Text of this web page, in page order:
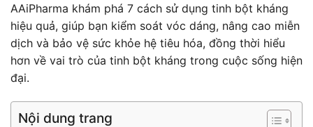
AAiPharma khám phá 7 cách sử dụng tinh bột kháng
hiệu quả, giúp bạn kiểm soát vóc dáng, nâng cao miễn
dịch và bảo vệ sức khỏe hệ tiêu hóa, đồng thời hiểu
hơn về vai trò của tinh bột kháng trong cuộc sống hiện
đại.
Nội dung trang